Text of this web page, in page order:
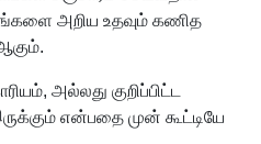
அறிய உதவும் கணித
அல்லது குறிப்பிட்ட
என்பதை முன் கூட்டியே